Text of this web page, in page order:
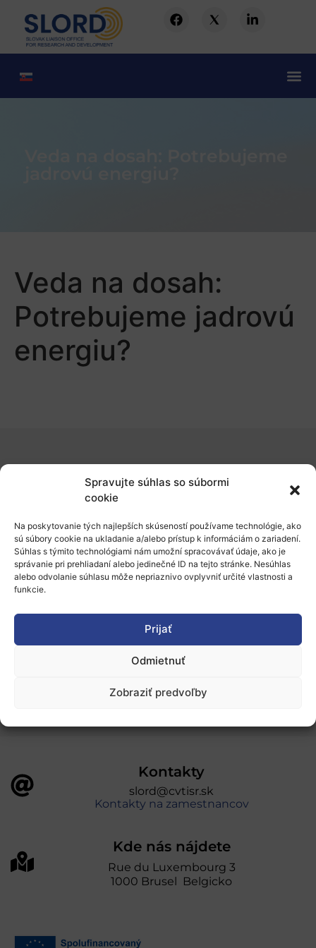
Spravujte súhlas so súbormi
cookie
Na poskytovanie tých najlepších skúseností používame technológie, ako
sú súbory cookie na ukladanie a/alebo prístup k informáciám o zariadení.
Súhlas s týmito technológiami nám umožní spracovávať údaje, ako je
správanie pri prehliadaní alebo jedinečné ID na tejto stránke. Nesúhlas
alebo odvolanie súhlasu môže nepriaznivo ovplyvniť určité vlastnosti a
funkcie.
Prijať
Odmietnuť
Zobraziť predvoľby
Veda na dosah:
Potrebujeme jadrovú
energiu?
Financovanie a podpora
Stáže a pobyty
Novinky
úniou v rámci Programu Slovensko. Portál
prevádzkuje Centrum vedecko-technických
Kontakty
slord@cvtisr.sk
Kontakty na zamestnancov
Kde nás nájdete
Rue du Luxembourg 3
1000 Brusel Belgicko